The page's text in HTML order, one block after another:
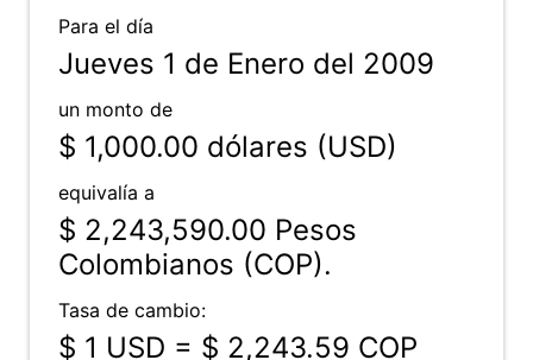
Para el día
Jueves 1 de Enero del 2009
un monto de
$ 1,000.00 dólares (USD)
equivalía a
$ 2,243,590.00 Pesos
Colombianos (COP).
Tasa de cambio:
$ 1 USD = $ 2,243.59 COP